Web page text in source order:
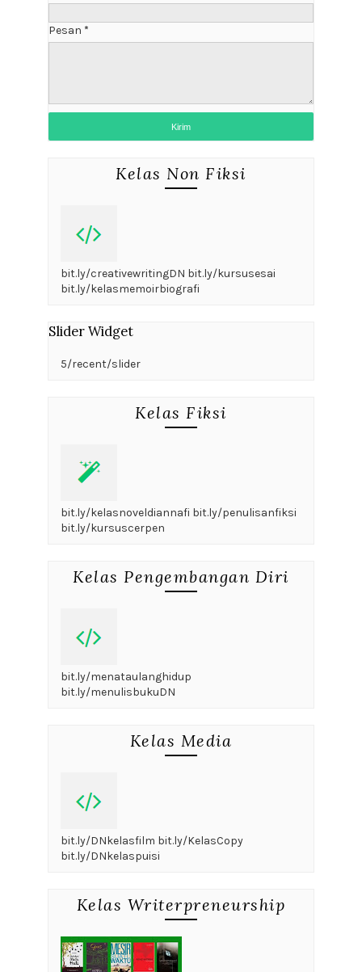
Pesan *
Kelas Non Fiksi
bit.ly/creativewritingDN bit.ly/kursusesai
bit.ly/kelasmemoirbiografi
Slider Widget
5/recent/slider
Kelas Fiksi
bit.ly/kelasnoveldiannafi bit.ly/penulisanfiksi
bit.ly/kursuscerpen
Kelas Pengembangan Diri
bit.ly/menataulanghidup
bit.ly/menulisbukuDN
Kelas Media
bit.ly/DNkelasfilm bit.ly/KelasCopy
bit.ly/DNkelaspuisi
Kelas Writerpreneurship